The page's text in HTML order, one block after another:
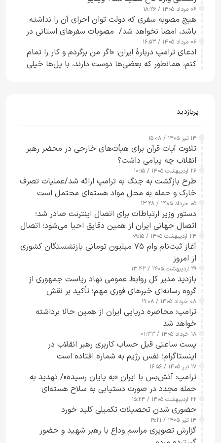
۰۶ مرداد ۱۴۰۵ / ۱۸:۲۶
هیچ مصوبه سفری که دولت توان اجرای آن را نداشته
باشد، امضا نخواهد شد/ مصوبات سفرهای استانی در
چارچوب قانون بودجه است+ عکس
۰۶ مرداد ۱۴۰۵ / ۱۶:۵۳
ادعای ترامپ دربارهٔ ایران: «اگر من برگردم و کار را تمام
کنم، همانطور که بعضی‌ها دوست دارند، با پل‌ها خیلی
پربازدید
۱۴ تیر ۱۴۰۵ / ۱۵:۰۸
تلاوت آیات قرآن برای هیأت‌های خارجی در محضر رهبر
انقلاب چه پیامی داشت؟
۲۶ اردیبهشت ۱۴۰۵ / ۱۰:۱۵
طرح‌ بازگشت به جنگ به ترامپ ارائه شد/عملیات تصرف
خارک و حمله به محل مواد هسته‌ای محتمل است
۰۵ خرداد ۱۴۰۵ / ۱۳:۲۸
دستور وزیر ارتباطات برای اتصال اینترنت صادر شد؛
اتصال جهانی ایران از همین دقایق احیا می‌شود؛ اتصال
کامل مردم تا ۲۴ ساعت آینده
۲۴ اردیبهشت ۱۴۰۵ / ۰۹:۱۵
آغاز ثبت‌نام وام ۷۵ میلیون تومانی بازنشستگان کشوری
از امروز
۲۹ اردیبهشت ۱۴۰۵ / ۱۳:۴۲
بازدید مدیر کل روابط عمومی نهاد ریاست جمهوری از
گروه رسانه‌ای خبرهای فوری مهم؛ تأکید بر نقش
رسانه‌های هوشمند و مسئول در ارتقای آگاهی عمومی
۰۸ خرداد ۱۴۰۵ / ۱۹:۰۸
ترامپ: محاصره دریایی ایران از همین حالا برداشته
خواهد شد
۱۸ خرداد ۱۴۰۵ / ۰۱:۳۳
پست ساعتی قبل حساب کاربری رهبر انقلاب در
اینستاگرام؛ نفس رژیم به شماره افتاده است​
۱۷ تیر ۱۴۰۵ / ۱۶:۵۶
ترامپ: آتش‌بس با ایران «به پایان رسیده»/ تهدید به
حمله مجدد در صورت دستیابی به سلاح هسته‌ای
۲۲ اردیبهشت ۱۴۰۵ / ۱۵:۲۴
حضوری شدن تحصیلات تکمیلی کلید خورد
۱۴ تیر ۱۴۰۵ / ۱۹:۲۱
گزارش تصویری مراسم وداع با رهبر شهید و حضور